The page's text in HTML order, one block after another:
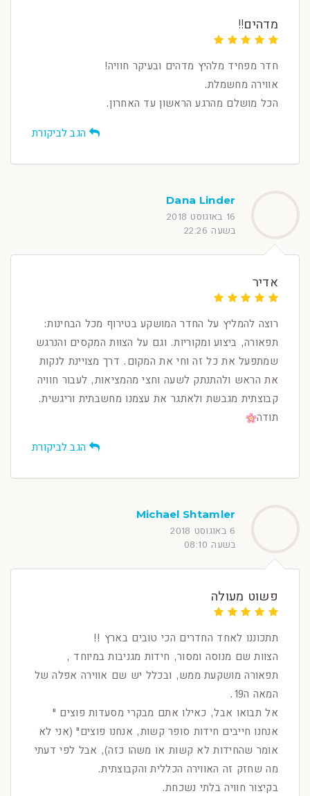
מדהים!!
חדר מפחיד מלהיץ מדהים ובעיקר חוויה!
אווירה מחשמלת.
הכל מושלם מהרגע הראשון עד האחרון.
הגב לביקורת
Dana Linder
16 באוגוסט 2018
בשעה 22:26
אדיר
רוצה להמליץ על החדר המושקע בטירוף מכל הבחינות:
תפאורה, ביצוע ומקוריות. וגם על הצוות המקסים והנרגש
שמתפעל את כל זה וחי את המקום. דרך מצויינת לנקות
את הראש ולהתנתק לשעה וחצי מהמציאות, לעבור חוויה
קבוצתית מגבשת ולאתגר את עצמנו מחשבתית וריגשית.
תודה
הגב לביקורת
Michael Shtamler
6 באוגוסט 2018
בשעה 08:10
פשוט מעולה
תתכוננו לאחד החדרים הכי טובים בארץ !!
הצוות שם מנוסה ומסור, חידות מגניבות במיוחד ,
תפאורה מושקעת ממש, ובכלל יש שם אווירה אפלה של
המאה ה19.
אל תבואו אבל, כאילו אתם מבקרי מסעדות פוצים "
אנחנו חייבים חידות סופר קשות, אנחנו פוצים" (אני לא
אומר שהחידות לא קשות או משהו כזה), אבל לפי דעתי
מה שחזק זה האווירה הכללית והקבוצתית.
בקיצור חוויה בלתי נשכחת.